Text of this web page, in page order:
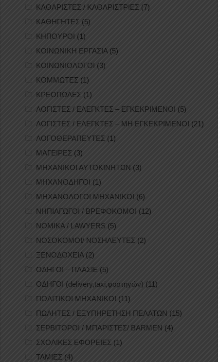
ΚΑΘΑΡΙΣΤΕΣ / ΚΑΘΑΡΙΣΤΡΙΕΣ (7)
ΚΑΘΗΓΗΤΕΣ (5)
ΚΗΠΟΥΡΟΙ (1)
ΚΟΙΝΩΝΙΚΗ ΕΡΓΑΣΙΑ(5)
ΚΟΙΝΩΝΙΟΛΟΓΟΙ (3)
ΚΟΜΜΩΤΕΣ (1)
ΚΡΕΟΠΩΛΕΣ (1)
ΛΟΓΙΣΤΕΣ / ΕΛΕΓΚΤΕΣ – ΕΓΚΕΚΡΙΜΕΝΟΙ (5)
ΛΟΓΙΣΤΕΣ / ΕΛΕΓΚΤΕΣ – ΜΗ ΕΓΚΕΚΡΙΜΕΝΟΙ (21)
ΛΟΓΟΘΕΡΑΠΕΥΤΕΣ (1)
ΜΑΓΕΙΡΕΣ (3)
ΜΗΧΑΝΙΚΟΙ ΑΥΤΟΚΙΝΗΤΩΝ (3)
ΜΗΧΑΝΟΔΗΓΟΙ (1)
ΜΗΧΑΝΟΛΟΓΟΙ ΜΗΧΑΝΙΚΟΙ (6)
ΝΗΠΙΑΓΩΓΟΙ / ΒΡΕΦΟΚΟΜΟΙ (12)
ΝΟΜΙΚΑ / LAWYERS (5)
ΝΟΣΟΚΟΜΟΙ/ ΝΟΣΗΛΕΥΤΕΣ (2)
ΞΕΝΟΔΟΧΕΙΑ(2)
ΟΔΗΓΟΙ – ΠΛΑΣΙΕ (5)
ΟΔΗΓΟΙ (delivery,taxi,φορτηγών) (11)
ΠΟΛΙΤΙΚΟΙ ΜΗΧΑΝΙΚΟΙ (11)
ΠΩΛΗΤΕΣ / ΕΞΥΠΗΡΕΤΗΣΗ ΠΕΛΑΤΩΝ (15)
ΣΕΡΒΙΤΟΡΟΙ / ΜΠΑΡΙΣΤΕΣ/ BARMEN (4)
ΣΧΟΛΙΚΕΣ ΕΦΟΡΕΙΕΣ (1)
ΤΑΜΙΕΣ (4)